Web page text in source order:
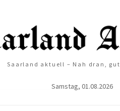
Saarland aktuell – Nah dran,
Samstag, 01.08.2026